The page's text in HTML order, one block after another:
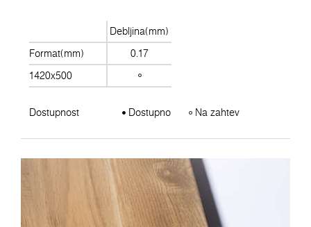
Debljina(mm)
Format(mm)
0.17
1420x500
Dostupnost Dostupno Na zahtev